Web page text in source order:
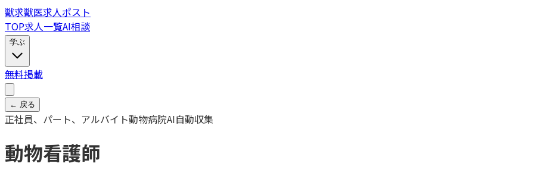
獣求獣医求人ポスト
TOP求人一覧AI相談
学ぶ
無料掲載
← 戻る
正社員、パート、アルバイト動物病院AI自動収集
動物看護師